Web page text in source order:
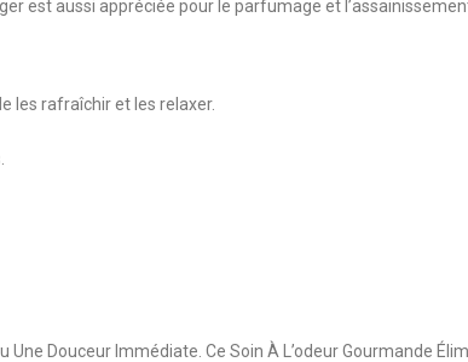
est aussi appréciée pour le parfumage et
les rafraîchir et les relaxer.
Douceur Immédiate. Ce Soin À L’odeur Gourmande